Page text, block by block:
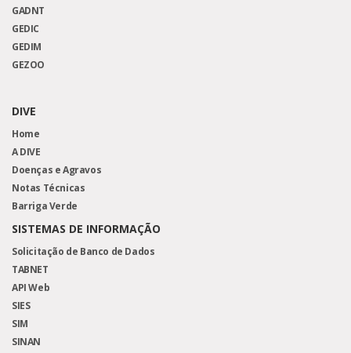
GADNT
GEDIC
GEDIM
GEZOO
DIVE
Home
A DIVE
Doenças e Agravos
Notas Técnicas
Barriga Verde
SISTEMAS DE INFORMAÇÃO
Solicitação de Banco de Dados
TABNET
API Web
SIES
SIM
SINAN